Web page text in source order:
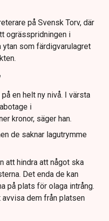
på Svensk Torv, där
ogrässpridningen i
ytan som färdigvarulagret
en helt ny nivå. I värsta
i
kronor, säger han.
de saknar lagutrymme
att hindra att något ska
Det enda de kan
på plats för olaga intrång.
dem från platsen